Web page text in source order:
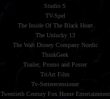
Studio S
TV-Spel
The Inside Of The Black Heart
The Unlucky 13
The Walt Disney Company Nordic
ThinkGeek
Trailer, Promo and Poster
TriArt Film
Tv-Serierecensioner
Twentieth Century Fox Home Entertainment